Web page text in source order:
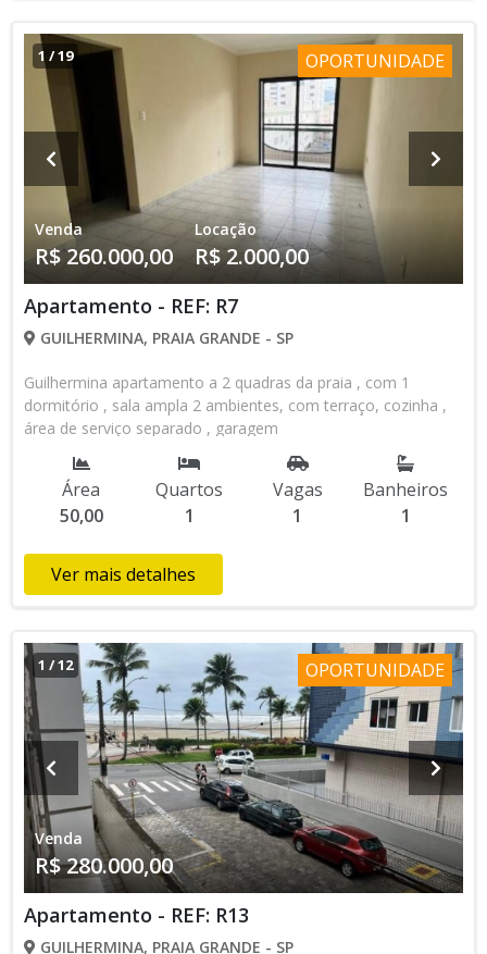
1 /19 OPORTUNIDADE
Venda
R$ 260.000,00
Locação
R$ 2.000,00
Apartamento - REF: R7
GUILHERMINA, PRAIA GRANDE - SP
Guilhermina apartamento a 2 quadras da praia , com 1
dormitório , sala ampla 2 ambientes, com terraço, cozinha ,
área de serviço separado , garagem
Área
50,00
Quartos
1
Vagas
1
Banheiros
1
Ver mais detalhes
1 /12 OPORTUNIDADE
Venda
R$ 280.000,00
Apartamento - REF: R13
GUILHERMINA, PRAIA GRANDE - SP